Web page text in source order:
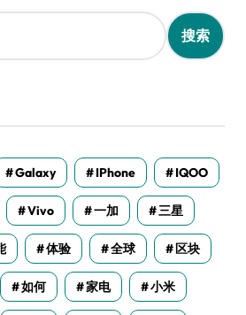
Galaxy IPhone IQOO
Vivo 一加 三星
体验 全球 区块
如何 家电 小米